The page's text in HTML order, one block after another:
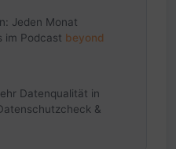
Jeden Monat
im Podcast beyond
Datenqualität in
&